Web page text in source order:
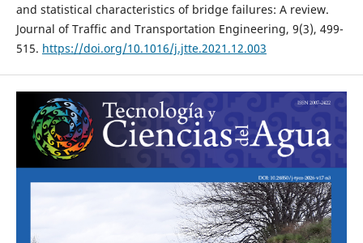
and statistical characteristics of bridge failures: A review.
Journal of Traffic and Transportation Engineering, 9(3), 499-
515. https://doi.org/10.1016/j.jtte.2021.12.003